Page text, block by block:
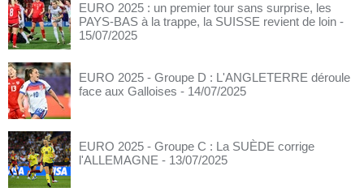
EURO 2025 : un premier tour sans surprise, les
PAYS-BAS à la trappe, la SUISSE revient de loin -
15/07/2025
EURO 2025 - Groupe D : L'ANGLETERRE déroule
face aux Galloises - 14/07/2025
EURO 2025 - Groupe C : La SUÈDE corrige
l'ALLEMAGNE - 13/07/2025